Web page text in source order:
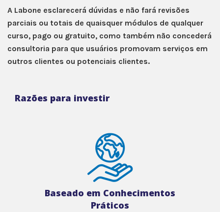
A Labone esclarecerá dúvidas e não fará revisões
parciais ou totais de quaisquer módulos de qualquer
curso, pago ou gratuito, como também não concederá
consultoria para que usuários promovam serviços em
outros clientes ou potenciais clientes.
Razões para investir
Baseado em Conhecimentos
Práticos